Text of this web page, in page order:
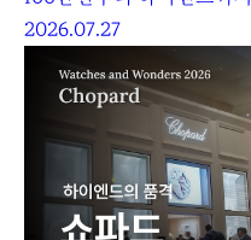
2026.07.27